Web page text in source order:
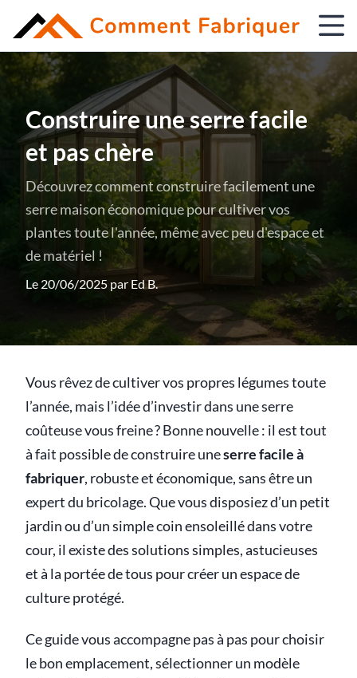
Construire une serre facile
et pas chère
Découvrez comment construire facilement une
serre maison économique pour cultiver vos
plantes toute l'année, même avec peu d'espace et
de matériel !
Le 20/06/2025 par Ed B.
Vous rêvez de cultiver vos propres légumes toute
l’année, mais l’idée d’investir dans une serre
coûteuse vous freine ? Bonne nouvelle : il est tout
à fait possible de construire uneserre facile à
fabriquer, robuste et économique, sans être un
expert du bricolage. Que vous disposiez d’un petit
jardin ou d’un simple coin ensoleillé dans votre
cour, il existe des solutions simples, astucieuses
et à la portée de tous pour créer un espace de
culture protégé.
Ce guide vous accompagne pas à pas pour choisir
le bon emplacement, sélectionner un modèle